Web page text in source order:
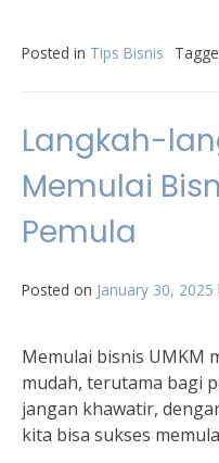
Posted in Tips Bisnis
Langkah-
Memulai
Pemula
Posted on January 30, 2025
Memulai bisnis UMKM
mudah, terutama bagi
jangan khawatir,
kita bisa sukses